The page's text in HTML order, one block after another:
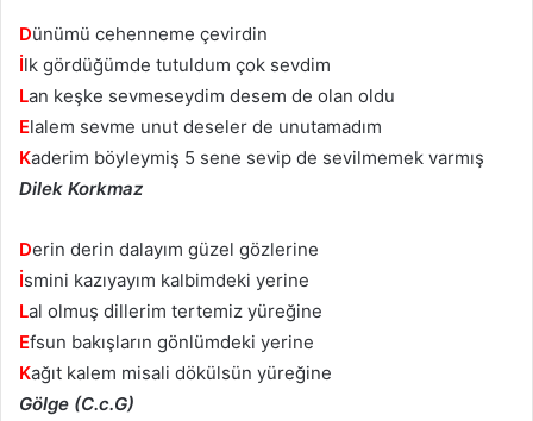
Dünümü cehenneme çevirdin
İlk gördüğümde tutuldum çok sevdim
Lan keşke sevmeseydim desem de olan oldu
Elalem sevme unut deseler de unutamadım
Kaderim böyleymiş 5 sene sevip de sevilmemek varmış
Dilek Korkmaz
Derin derin dalayım güzel gözlerine
İsmini kazıyayım kalbimdeki yerine
Lal olmuş dillerim tertemiz yüreğine
Efsun bakışların gönlümdeki yerine
Kağıt kalem misali dökülsün yüreğine
Gölge (C.c.G)